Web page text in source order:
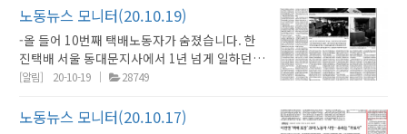
법’ 도입도 요구한다며 ‘3법’이 “지금 단계에서
타당한지는 사회적 공론화를 거쳐 결론 내릴
일”이랍니다. 올 들어 11명의 택배노동자가 숨
져 특수고용직의 열악한 노동조건을 개선해야
안 들리나 봅니다. 칼럼은 느닷없이 “대기업 정
규직 기득권 보호를 최우선 가치로 삼아온 민주
니다. 경향신문은 8면에 CJ대한통운 파주제일
대리점 한 곳에서만 41명이 산재보험 적용제외
신청서를 냈는데 상당수 필적이 유사했다는 민
주당 윤준병 의원실 분석을 근거로 특수고용직
의 산재보험 의무가입 필요성을 또다시 부각시
‘심야 배송에 의한 타살’이라는 시민사회 목소리
10월 17일, 권리찾기유니온 권유하다는 총회를
열고, 노동조합으로의 조직전환안을 공식 의결
하였습니다. 1. 2019년 10월 9일, 권유하다는
창립발기인대회를 통해 5인미만 사업장, 임시
직, 프리랜서 등 법제도와 노동현실에서 차별받
동을 시작한 바 있습니다. 코로나19 재난시대를
영 Ⅱ. 성원보고- 총원 : 268- 사고 : 0- 재적 :
268- 의사정족수 : 27- 재석 : 35 (개회시) Ⅲ. 안
건 처리 결과 [회순 결정]- 원안대로 결정 [보고
안건 1] 재정 및 조직현황- 정진우 집행위원장이
발제하고 질의응답 진행 [보고안건 2] 권리찾기
의응답 진행 [논의안건 1] 조직 전환과 규약 제정
노동뉴스 모니터(20.10.19)
-올 들어 10번째 택배노동자가 숨졌습니다. 한
진택배 서울 동대문지사에서 1년 넘게 일하던
30대 건강했던 노동자가 새벽에 귀가해 집에서
이 지병으로 숨졌고 고인이 다른 기사보다 적은
하루 200개 내외 물량을 처리했다고 주장했습
[알림] 20-10-19 28749
노동뉴스 모니터(20.10.17)